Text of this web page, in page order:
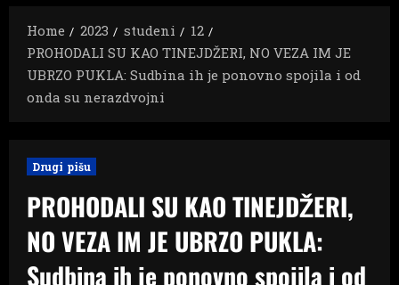
Home
2023 studeni
12
PROHODALI SU KAO TINEJDŽERI, NO VEZA IM JE
UBRZO PUKLA: Sudbina ih je ponovno spojila i od
onda su nerazdvojni
Drugi pišu
PROHODALI SU KAO TINEJDŽERI,
NO VEZA IM JE UBRZO PUKLA:
Sudbina ih je ponovno spojila i od